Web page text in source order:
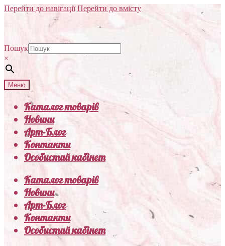
Перейти до навігації Перейти до вмісту
Пошук
×
Меню
Каталог товарів
Новини
Арт-Блог
Контакти
Особистий кабінет
Каталог товарів
Новини
Арт-Блог
Контакти
Особистий кабінет